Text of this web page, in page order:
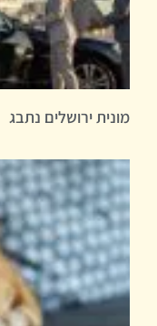
מונית ירושלים נתבג